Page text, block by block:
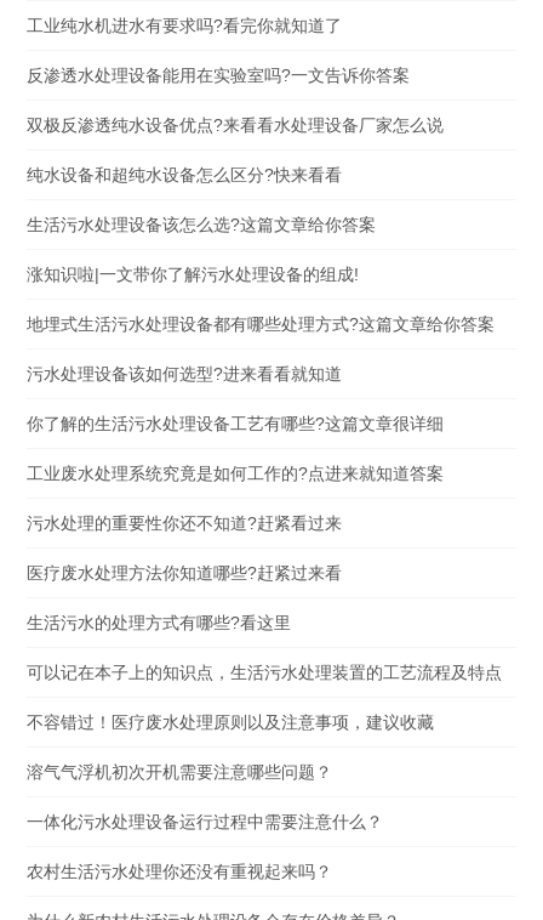
工业纯水机进水有要求吗?看完你就知道了
反渗透水处理设备能用在实验室吗?一文告诉你答案
双极反渗透纯水设备优点?来看看水处理设备厂家怎么说
纯水设备和超纯水设备怎么区分?快来看看
生活污水处理设备该怎么选?这篇文章给你答案
涨知识啦|一文带你了解污水处理设备的组成!
地埋式生活污水处理设备都有哪些处理方式?这篇文章给你答案
污水处理设备该如何选型?进来看看就知道
你了解的生活污水处理设备工艺有哪些?这篇文章很详细
工业废水处理系统究竟是如何工作的?点进来就知道答案
污水处理的重要性你还不知道?赶紧看过来
医疗废水处理方法你知道哪些?赶紧过来看
生活污水的处理方式有哪些?看这里
可以记在本子上的知识点，生活污水处理装置的工艺流程及特点
不容错过！医疗废水处理原则以及注意事项，建议收藏
溶气气浮机初次开机需要注意哪些问题？
一体化污水处理设备运行过程中需要注意什么？
农村生活污水处理你还没有重视起来吗？